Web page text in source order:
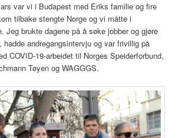
var vi i Budapest med Eriks familie og fire
tilbake stengte Norge og vi måtte i
Jeg brukte dagene på å søke jobber og gjøre
hadde andregangsintervju og var frivillig på
COVID-19-arbeidet til Norges Speiderforbund,
Tøyen og WAGGGS.